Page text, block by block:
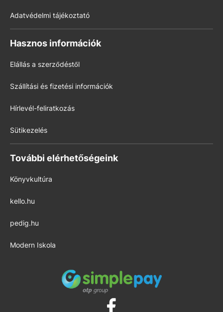
Adatvédelmi tájékoztató
Hasznos információk
Elállás a szerződéstől
Szállítási és fizetési információk
Hírlevél-feliratkozás
Sütikezelés
További elérhetőségeink
Könyvkultúra
kello.hu
pedig.hu
Modern Iskola